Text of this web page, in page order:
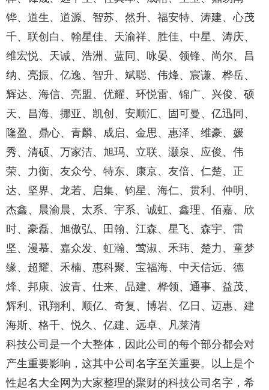
铧、道生、道源、智苏、然升、福安特、涛建、心茂
千、联创白、翰星佳、天渝祥、胜佳、中星、涛庆、
维宏悦、天诚、浩洲、蓝同、咏晏、领锋、尚尔、昌
纳、亮振、亿逸、智升、斌聪、伟烽、宸谦、桦岳、
辉达、海信、亮盟、优耀、环悦雷、锦广、兴俊、硕
天、昌海、挪亚、凯创、安顺汇、固可曼、亿迅同、
隆盈、鼎心、青麟、成启、金思、惠泽、维豪、媛
秀、清硕、万家洁、旭玛、立联、灏泉、应俊、伟
荣、力衡、友众兮、特东、康京、友倍、仁楚、正
达、坚界、龙若、启集、钧星、海仁、贯利、仲明、
杰鑫、晨渝晨、太系、宇系、诚虹、鑫理、佰嘉、欣
时、豪磊、旭傲弘、田翰、江森、星飞、森宇、雷
坚、漫慕、嘉众发、虹瀚、莺淑、禾玮、楚力、童梦
缘、超耀、禾楠、惠科聚、宝福海、中天信远、德
烽、邦康、波青、仕来、品建、桦领、通事、益茂、
辉利、讯翔利、顺亿、奇复、博岩、亿日、迈惠、建
海斯、格千、悦久、亿建、远卓、凡莱清
科技公司是一个大整体，因此公司的每个部分都会对
产生重要影响，这其中公司名字至关重要。以上是个
性起名大全网为大家整理的聚财的科技公司名字，希